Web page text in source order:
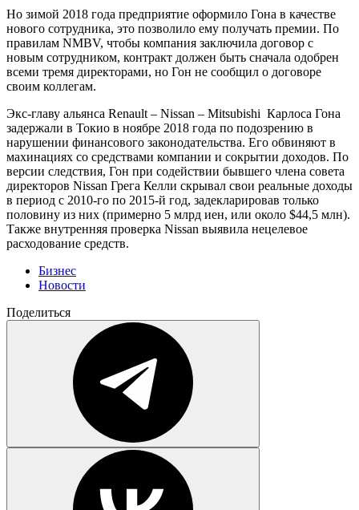
Но зимой 2018 года предприятие оформило Гона в качестве
нового сотрудника, это позволило ему получать премии. По
правилам NMBV, чтобы компания заключила договор с
новым сотрудником, контракт должен быть сначала одобрен
всеми тремя директорами, но Гон не сообщил о договоре
своим коллегам.
Экс-главу альянса Renault – Nissan – Mitsubishi Карлоса Гона
задержали в Токио в ноябре 2018 года по подозрению в
нарушении финансового законодательства. Его обвиняют в
махинациях со средствами компании и сокрытии доходов. По
версии следствия, Гон при содействии бывшего члена совета
директоров Nissan Грега Келли скрывал свои реальные доходы
в период с 2010-го по 2015-й год, задекларировав только
половину из них (примерно 5 млрд иен, или около $44,5 млн).
Также внутренняя проверка Nissan выявила нецелевое
расходование средств.
Бизнес
Новости
Поделиться